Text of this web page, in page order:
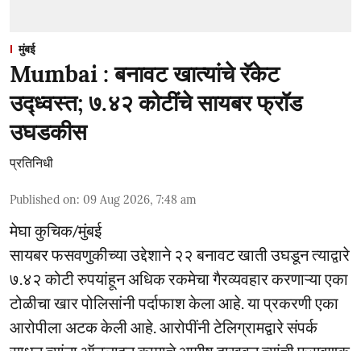
मुंबई
Mumbai : बनावट खात्यांचे रॅकेट
उद्ध्वस्त; ७.४२ कोटींचे सायबर फ्रॉड
उघडकीस
प्रतिनिधी
Published on: 09 Aug 2026, 7:48 am
मेघा कुचिक/मुंबई
सायबर फसवणुकीच्या उद्देशाने २२ बनावट खाती उघडून त्याद्वारे
७.४२ कोटी रुपयांहून अधिक रकमेचा गैरव्यवहार करणाऱ्या एका
टोळीचा खार पोलिसांनी पर्दाफाश केला आहे. या प्रकरणी एका
आरोपीला अटक केली आहे. आरोपींनी टेलिग्रामद्वारे संपर्क